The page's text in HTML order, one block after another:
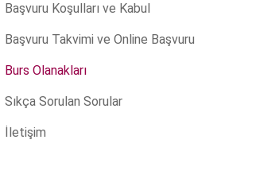
Başvuru Koşulları ve Kabul
Başvuru Takvimi ve Online Başvuru
Burs Olanakları
Sıkça Sorulan Sorular
İletişim